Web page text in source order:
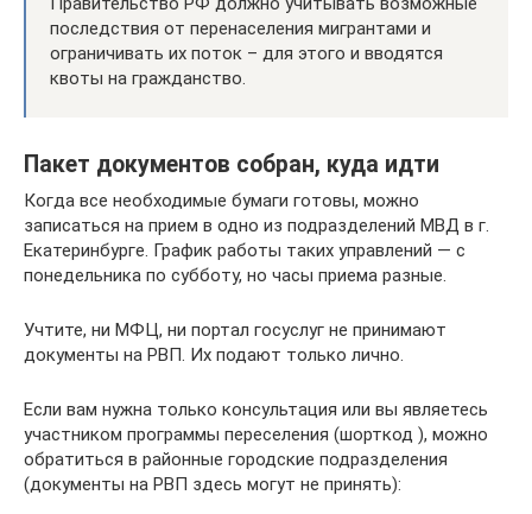
последствия от перенаселения мигрантами и
ограничивать их поток – для этого и вводятся
квоты на гражданство.
Пакет документов собран, куда идти
Когда все необходимые бумаги готовы, можно
записаться на прием в одно из подразделений МВД в г.
Екатеринбурге. График работы таких управлений — с
понедельника по субботу, но часы приема разные.
Учтите, ни МФЦ, ни портал госуслуг не принимают
документы на РВП. Их подают только лично.
Если вам нужна только консультация или вы являетесь
участником программы переселения (шорткод ), можно
обратиться в районные городские подразделения
(документы на РВП здесь могут не принять):